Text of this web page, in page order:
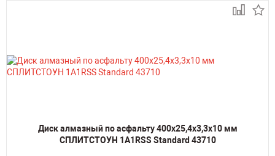
Диск алмазный по асфальту 400х25,4х3,3х10 мм
СПЛИТСТОУН 1A1RSS Standard 43710